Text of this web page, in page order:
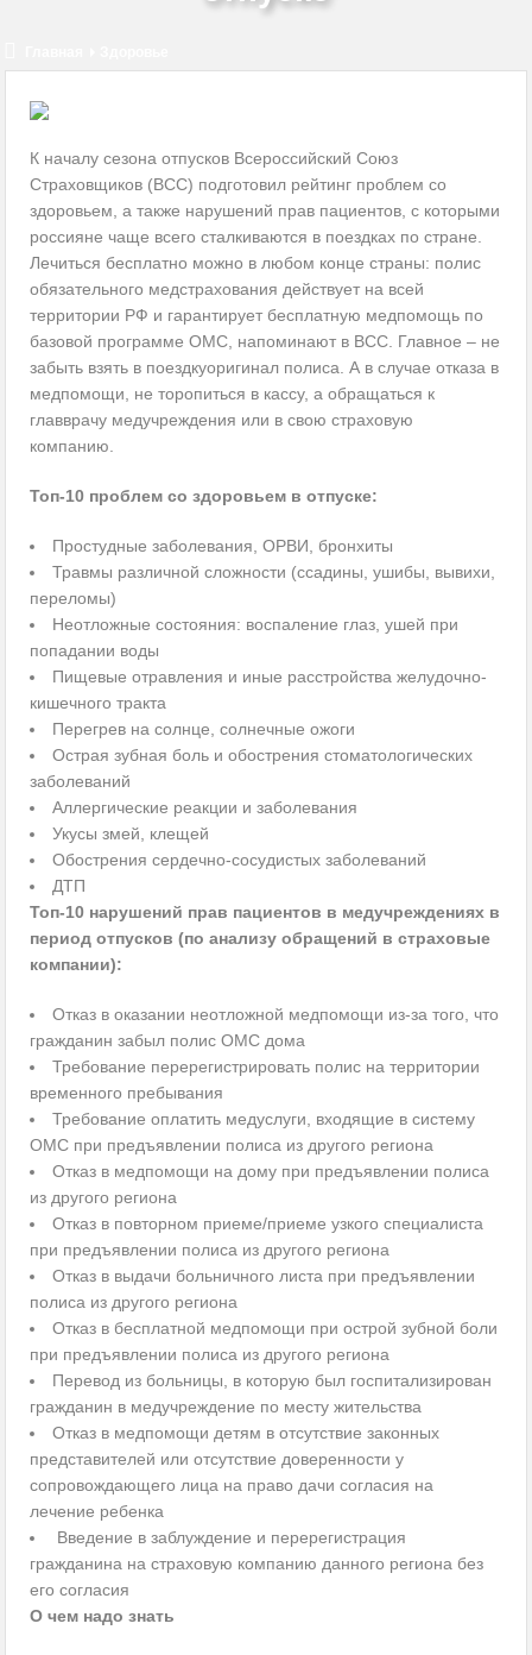
КМW вновь на службе нацистов
Оппозиция Байдену сплачивает ряды и консолидируется
2024-й: год восстановления или нестабильности?
К началу сезона отпусков Всероссийский Союз
Страховщиков (ВСС) подготовил рейтинг проблем со
здоровьем, а также нарушений прав пациентов, с которыми
россияне чаще всего сталкиваются в поездках по стране.
Лечиться бесплатно можно в любом конце страны: полис
обязательного медстрахования действует на всей
территории РФ и гарантирует бесплатную медпомощь по
базовой программе ОМС, напоминают в ВСС. Главное – не
забыть взять в поездкуоригинал полиса. А в случае отказа в
медпомощи, не торопиться в кассу, а обращаться к
главврачу медучреждения или в свою страховую
компанию.
Топ-10 проблем со здоровьем в отпуске:
Простудные заболевания, ОРВИ, бронхиты
Травмы различной сложности (ссадины, ушибы, вывихи,
переломы)
Неотложные состояния: воспаление глаз, ушей при
попадании воды
Пищевые отравления и иные расстройства желудочно-
кишечного тракта
Перегрев на солнце, солнечные ожоги
Острая зубная боль и обострения стоматологических
заболеваний
Аллергические реакции и заболевания
Укусы змей, клещей
Обострения сердечно-сосудистых заболеваний
ДТП
Топ-10 нарушений прав пациентов в медучреждениях в
период отпусков (по анализу обращений в страховые
компании):
Отказ в оказании неотложной медпомощи из-за того, что
гражданин забыл полис ОМС дома
Требование перерегистрировать полис на территории
временного пребывания
Требование оплатить медуслуги, входящие в систему
ОМС при предъявлении полиса из другого региона
Отказ в медпомощи на дому при предъявлении полиса
из другого региона
Отказ в повторном приеме/приеме узкого специалиста
при предъявлении полиса из другого региона
Отказ в выдачи больничного листа при предъявлении
полиса из другого региона
Отказ в бесплатной медпомощи при острой зубной боли
при предъявлении полиса из другого региона
Перевод из больницы, в которую был госпитализирован
гражданин в медучреждение по месту жительства
Отказ в медпомощи детям в отсутствие законных
представителей или отсутствие доверенности у
сопровождающего лица на право дачи согласия на
лечение ребенка
Введение в заблуждение и перерегистрация
гражданина на страховую компанию данного региона без
его согласия
О чем надо знать